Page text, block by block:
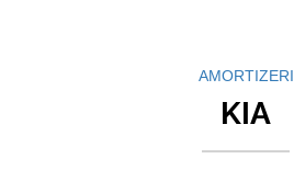
AMORTIZERI
KIA